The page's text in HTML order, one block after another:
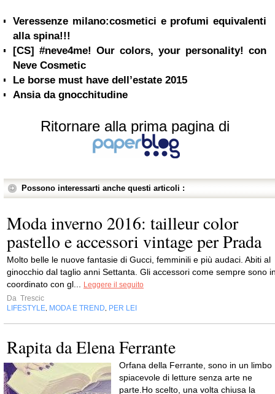
Veressenze milano:cosmetici e profumi equivalenti
alla spina!!!
[CS] #neve4me! Our colors, your personality! con
Neve Cosmetic
Le borse must have dell’estate 2015
Ansia da gnocchitudine
Ritornare alla prima pagina di
Possono interessarti anche questi articoli :
Moda inverno 2016: tailleur color
pastello e accessori vintage per Prada
Molto belle le nuove fantasie di Gucci, femminili e più audaci. Abiti al
ginocchio dal taglio anni Settanta. Gli accessori come sempre sono
coordinato con gl...
Leggere il seguito
Da Trescic
LIFESTYLE MODA E TREND PER LEI
Rapita da Elena Ferrante
Orfana della Ferrante, sono in un limbo
spiacevole di letture senza arte ne
parte.Ho scelto, una volta chiusa la